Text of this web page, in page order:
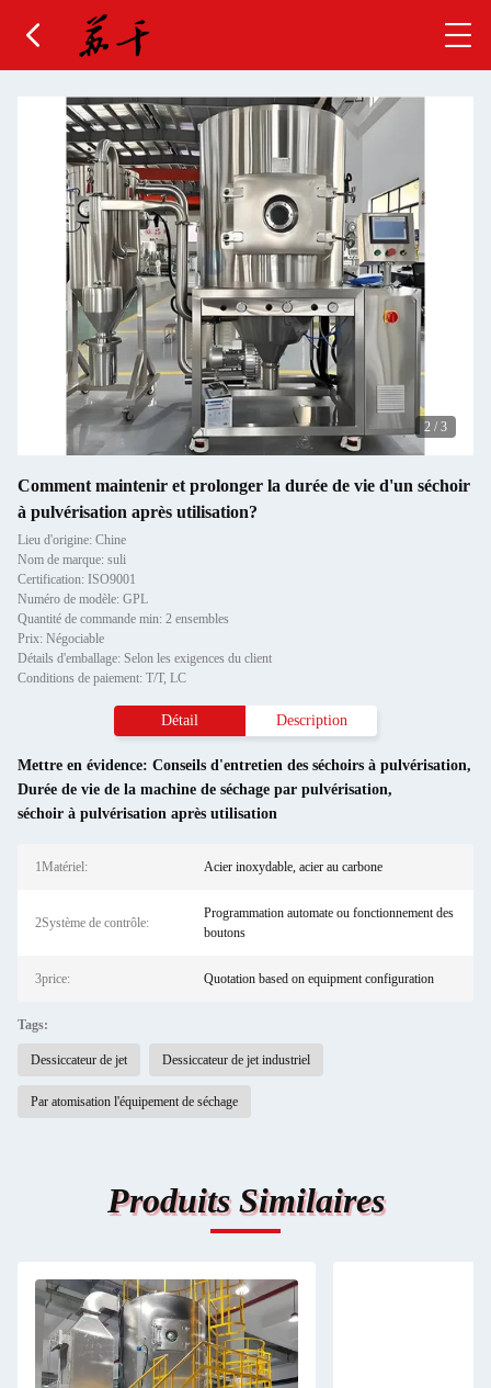
2 / 3
Comment maintenir et prolonger la durée de vie d'un séchoir
à pulvérisation après utilisation?
Lieu d'origine: Chine
Nom de marque: suli
Certification: ISO9001
Numéro de modèle: GPL
Quantité de commande min: 2 ensembles
Prix: Négociable
Détails d'emballage: Selon les exigences du client
Conditions de paiement: T/T, LC
Détail Description
Mettre en évidence: Conseils d'entretien des séchoirs à pulvérisation,
Durée de vie de la machine de séchage par pulvérisation,
séchoir à pulvérisation après utilisation
1Matériel: Acier inoxydable, acier au carbone
2Système de contrôle:
Programmation automate ou fonctionnement des
boutons
3price: Quotation based on equipment configuration
Tags:
Dessiccateur de jet Dessiccateur de jet industriel
Par atomisation l'équipement de séchage
Produits Similaires